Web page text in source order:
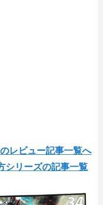
レビュー記事一覧へ
シリーズの記事一覧